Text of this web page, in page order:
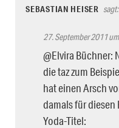
SEBASTIAN HEISER sagt:
27. September 2011
@Elvira Büchner:
die taz zum
hat einen Arsch
damals für diesen
Yoda-Titel: